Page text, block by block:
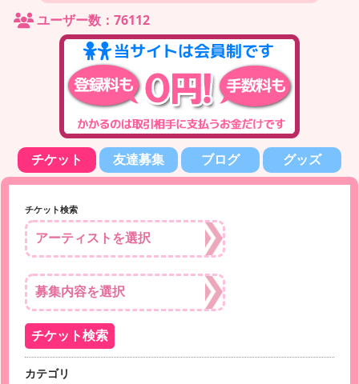
ユーザー数：76112
チケット 友達募集 ブログ グッズ
チケット検索
カテゴリ